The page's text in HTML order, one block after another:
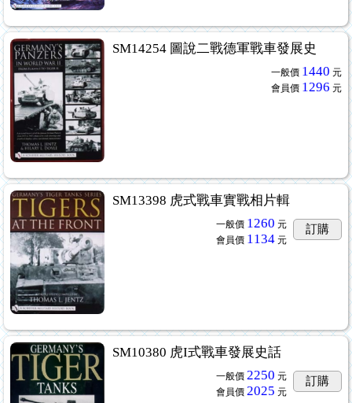
SM14254 圖說二戰德軍戰車發展史
一般價 1440 元
會員價 1296 元
SM13398 虎式戰車實戰相片輯
一般價 1260 元
會員價 1134 元
訂購
SM10380 虎I式戰車發展史話
一般價 2250 元
會員價 2025 元
訂購